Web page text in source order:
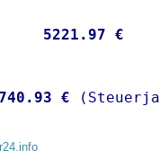
5221.97 €
€